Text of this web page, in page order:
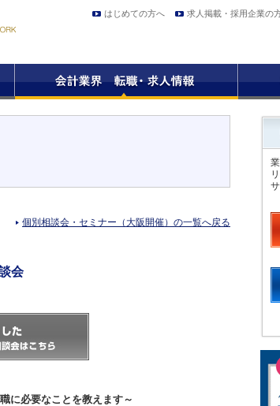
はじめての方へ 求人掲載・採用企業の
個別相談会・セミナー（大阪開催）の一覧へ戻る
会
に必要なことを教えます～